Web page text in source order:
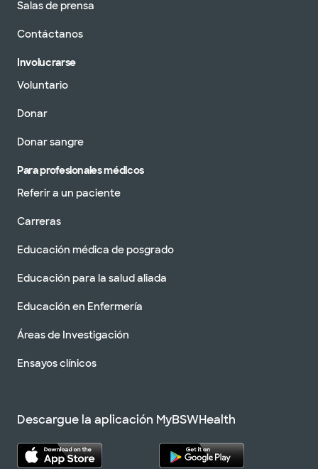
Salas de prensa
Contáctanos
Involucrarse
Voluntario
Donar
Donar sangre
Para profesionales médicos
Referir a un paciente
Carreras
Educación médica de posgrado
Educación para la salud aliada
Educación en Enfermería
Áreas de Investigación
Ensayos clínicos
Descargue la aplicación MyBSWHealth